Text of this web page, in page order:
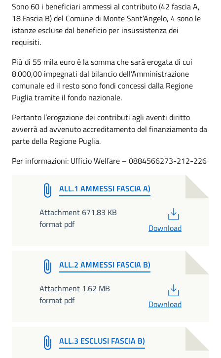
Sono 60 i beneficiari ammessi al contributo (42 fascia A,
18 Fascia B) del Comune di Monte Sant’Angelo, 4 sono le
istanze escluse dal beneficio per insussistenza dei
requisiti.
Più di 55 mila euro è la somma che sarà erogata di cui
8.000,00 impegnati dal bilancio dell’Amministrazione
comunale ed il resto sono fondi concessi dalla Regione
Puglia tramite il fondo nazionale.
Pertanto l’erogazione dei contributi agli aventi diritto
avverrà ad avvenuto accreditamento del finanziamento da
parte della Regione Puglia.
Per informazioni: Ufficio Welfare – 0884566273-212-226
ALL.1 AMMESSI FASCIA A)
Attachment 671.83 KB
format pdf
Download
ALL.2 AMMESSI FASCIA B)
Attachment 1.62 MB
format pdf
Download
ALL.3 ESCLUSI FASCIA B)